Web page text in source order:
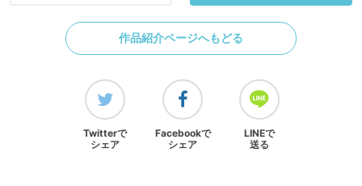
作品紹介ページへもどる
Twitterで
シェア
Facebookで
シェア
LINEで
送る